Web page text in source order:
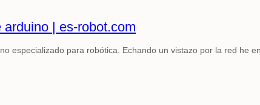
| es-robot.com
especializado para robótica. Echando un vistazo por la red he